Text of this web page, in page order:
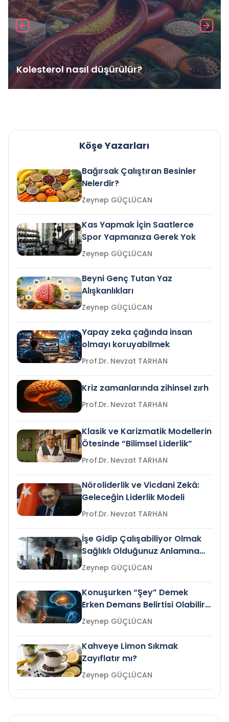
Kolesterol nasıl düşürülür?
Köşe Yazarları
Bağırsak Çalıştıran Besinler
Nelerdir?
Zeynep GÜÇLÜCAN
Kas Yapmak İçin Saatlerce
Spor Yapmanıza Gerek Yok
Zeynep GÜÇLÜCAN
Beyni Genç Tutan Yaz
Alışkanlıkları
Zeynep GÜÇLÜCAN
Yapay zeka çağında insan
olmayı koruyabilmek
Prof.Dr. Nevzat TARHAN
Kriz zamanlarında zihinsel zırh
Prof.Dr. Nevzat TARHAN
Klasik ve Karizmatik Modellerin
Ötesinde “Bilimsel Liderlik”
Prof.Dr. Nevzat TARHAN
Nöroliderlik ve Vicdani Zekâ:
Geleceğin Liderlik Modeli
Prof.Dr. Nevzat TARHAN
İşe Gidip Çalışabiliyor Olmak
Sağlıklı Olduğunuz Anlamına
Gelir mi?Zeynep GÜÇLÜCAN
Konuşurken “Şey” Demek
Erken Demans Belirtisi Olabilir
mi?
Zeynep GÜÇLÜCAN
Kahveye Limon Sıkmak
Zayıflatır mı?
Zeynep GÜÇLÜCAN